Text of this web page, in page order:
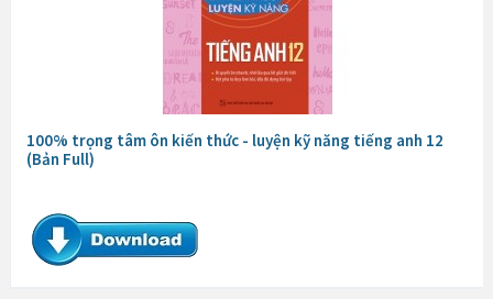
100% trọng tâm ôn kiến thức - luyện kỹ năng tiếng anh 12
(Bản Full)